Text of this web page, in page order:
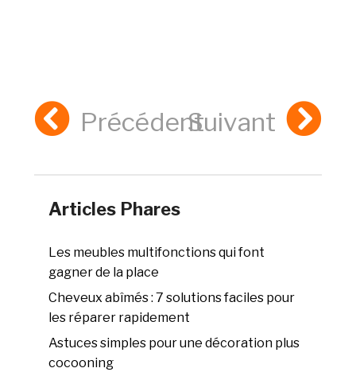
PrécédentSuivant
Articles Phares
Les meubles multifonctions qui font
gagner de la place
Cheveux abîmés : 7 solutions faciles pour
les réparer rapidement
Astuces simples pour une décoration plus
cocooning